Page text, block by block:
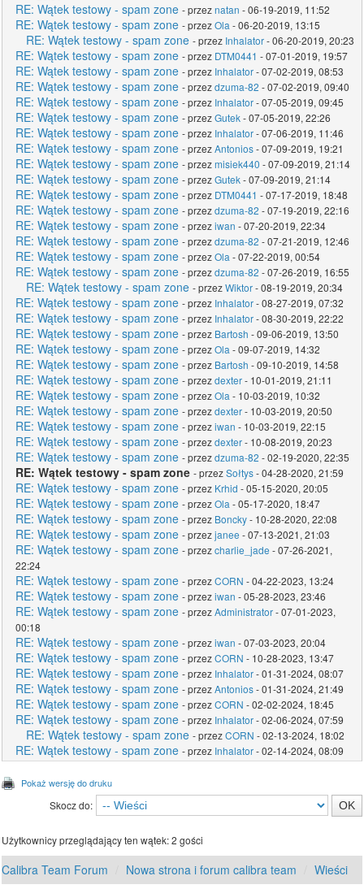
RE: Wątek testowy - spam zone - przeznatan - 06-19-2019, 11:52
RE: Wątek testowy - spam zone - przezOla - 06-20-2019, 13:15
RE: Wątek testowy - spam zone - przez Inhalator- 06-20-2019, 20:23
RE: Wątek testowy - spam zone - przez DTM0441 - 07-01-2019, 19:57
RE: Wątek testowy - spam zone - przez Inhalator- 07-02-2019, 08:53
RE: Wątek testowy - spam zone - przezdzuma-82 - 07-02-2019, 09:40
RE: Wątek testowy - spam zone - przez Inhalator- 07-05-2019, 09:45
RE: Wątek testowy - spam zone - przezGutek- 07-05-2019, 22:26
RE: Wątek testowy - spam zone - przez Inhalator- 07-06-2019, 11:46
RE: Wątek testowy - spam zone - przezAntonios- 07-09-2019, 19:21
RE: Wątek testowy - spam zone - przezmisiek440 - 07-09-2019, 21:14
RE: Wątek testowy - spam zone - przezGutek- 07-09-2019, 21:14
RE: Wątek testowy - spam zone - przez DTM0441 - 07-17-2019, 18:48
RE: Wątek testowy - spam zone - przezdzuma-82 - 07-19-2019, 22:16
RE: Wątek testowy - spam zone - przeziwan - 07-20-2019, 22:34
RE: Wątek testowy - spam zone - przezdzuma-82 - 07-21-2019, 12:46
RE: Wątek testowy - spam zone - przezOla - 07-22-2019, 00:54
RE: Wątek testowy - spam zone - przezdzuma-82 - 07-26-2019, 16:55
RE: Wątek testowy - spam zone - przezWiktor- 08-19-2019, 20:34
RE: Wątek testowy - spam zone - przez Inhalator- 08-27-2019, 07:32
RE: Wątek testowy - spam zone - przez Inhalator- 08-30-2019, 22:22
RE: Wątek testowy - spam zone - przez Bartosh - 09-06-2019, 13:50
RE: Wątek testowy - spam zone - przezOla - 09-07-2019, 14:32
RE: Wątek testowy - spam zone - przez Bartosh - 09-10-2019, 14:58
RE: Wątek testowy - spam zone - przezdexter- 10-01-2019, 21:11
RE: Wątek testowy - spam zone - przezOla - 10-03-2019, 10:32
RE: Wątek testowy - spam zone - przezdexter- 10-03-2019, 20:50
RE: Wątek testowy - spam zone - przeziwan - 10-03-2019, 22:15
RE: Wątek testowy - spam zone - przezdexter- 10-08-2019, 20:23
RE: Wątek testowy - spam zone - przezdzuma-82 - 02-19-2020, 22:35
RE: Wątek testowy - spam zone - przezSołtys- 04-28-2020, 21:59
RE: Wątek testowy - spam zone - przez Krhid - 05-15-2020, 20:05
RE: Wątek testowy - spam zone - przezOla - 05-17-2020, 18:47
RE: Wątek testowy - spam zone - przez Boncky- 10-28-2020, 22:08
RE: Wątek testowy - spam zone - przezjanee - 07-13-2021, 21:03
RE: Wątek testowy - spam zone - przezcharlie_jade - 07-26-2021,
22:24
RE: Wątek testowy - spam zone - przezCORN - 04-22-2023, 13:24
RE: Wątek testowy - spam zone - przeziwan - 05-28-2023, 23:46
RE: Wątek testowy - spam zone - przezAdministrator- 07-01-2023,
00:18
RE: Wątek testowy - spam zone - przeziwan - 07-03-2023, 20:04
RE: Wątek testowy - spam zone - przezCORN - 10-28-2023, 13:47
RE: Wątek testowy - spam zone - przez Inhalator- 01-31-2024, 08:07
RE: Wątek testowy - spam zone - przezAntonios- 01-31-2024, 21:49
RE: Wątek testowy - spam zone - przezCORN - 02-02-2024, 18:45
RE: Wątek testowy - spam zone - przez Inhalator- 02-06-2024, 07:59
RE: Wątek testowy - spam zone - przezCORN - 02-13-2024, 18:02
RE: Wątek testowy - spam zone - przez Inhalator- 02-14-2024, 08:09
Pokaż wersję do druku
Skocz do:
Użytkownicy przeglądający ten wątek: 2 gości
Calibra Team Forum Nowa strona i forum calibra team Wieści